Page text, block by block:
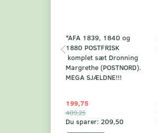
*AFA 1839, 1840 og
1880 POSTFRISK
komplet sæt Dronning
Margrethe (POSTNORD).
MEGA SJÆLDNE!!!
199,75
409,25
Du sparer: 209,50